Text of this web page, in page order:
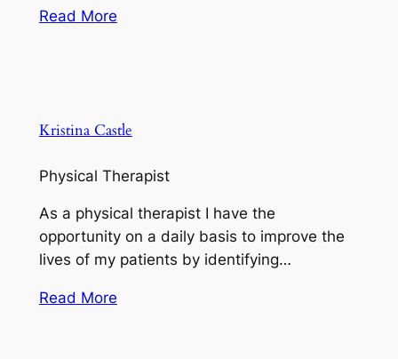
Read More
Kristina Castle
Physical Therapist
As a physical therapist I have the
opportunity on a daily basis to improve the
lives of my patients by identifying…
Read More